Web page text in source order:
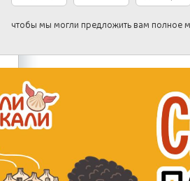
чтобы мы могли предложить вам полное